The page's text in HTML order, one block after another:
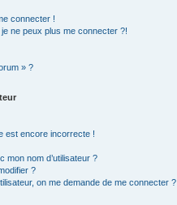
connecter !
ne peux plus me connecter ?!
» ?
est encore incorrecte !
mon nom d’utilisateur ?
?
on me demande de me connecter ?